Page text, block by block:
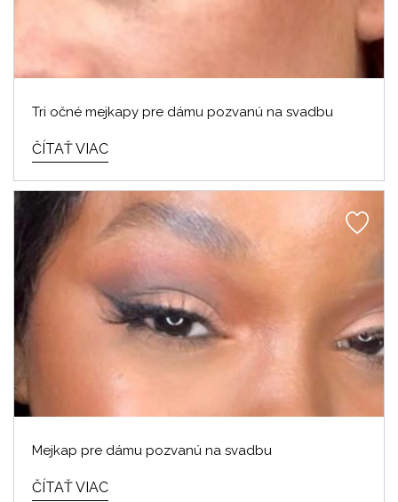
Tri očné mejkapy pre dámu pozvanú na svadbu
ČÍTAŤ VIAC
Mejkap pre dámu pozvanú na svadbu
ČÍTAŤ VIAC